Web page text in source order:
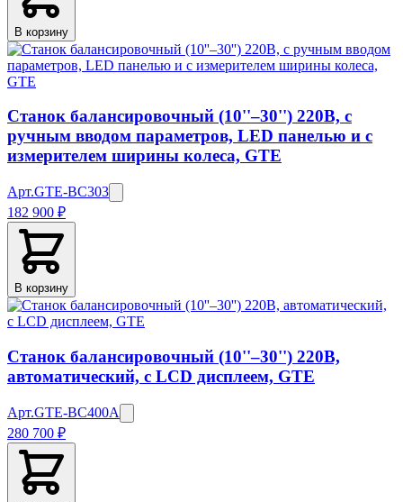
В корзину
Станок балансировочный (10''–30'') 220В, с
ручным вводом параметров, LED панелью и с
измерителем ширины колеса, GTE
Арт.GTE-BC303
182 900 ₽
В корзину
Станок балансировочный (10''–30'') 220В,
автоматический, с LCD дисплеем, GTE
Арт.GTE-BC400A
280 700 ₽